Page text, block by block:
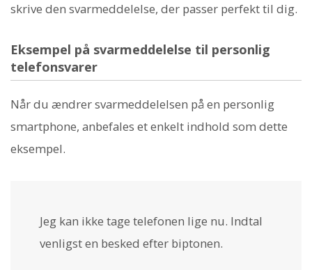
skrive den svarmeddelelse, der passer perfekt til dig.
Eksempel på svarmeddelelse til personlig
telefonsvarer
Når du ændrer svarmeddelelsen på en personlig
smartphone, anbefales et enkelt indhold som dette
eksempel.
Jeg kan ikke tage telefonen lige nu. Indtal
venligst en besked efter biptonen.